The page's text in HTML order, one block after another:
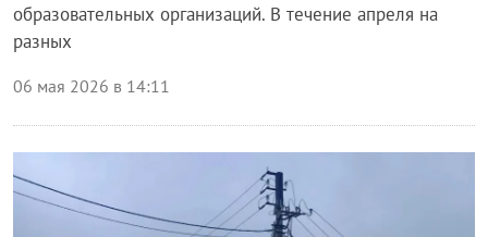
образовательных организаций. В течение апреля на
разных
06 мая 2026 в 14:11
Блог правительства